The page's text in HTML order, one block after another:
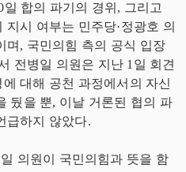
합의 파기의 경위, 그리고
시 여부는 민주당·정광호 의
며, 국민의힘 측의 공식 입장
전병일 의원은 지난 1일 회견
대해 공천 과정에서의 자신
뒀을 뿐, 이날 거론된 협의 파
급하지 않았다.
의원이 국민의힘과 뜻을 함